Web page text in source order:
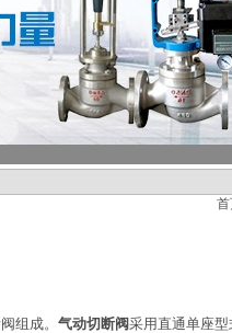
组成。 气动切断阀采用直通单座